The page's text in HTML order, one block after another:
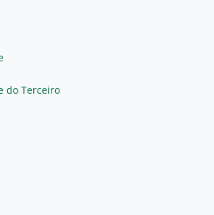
do Terceiro